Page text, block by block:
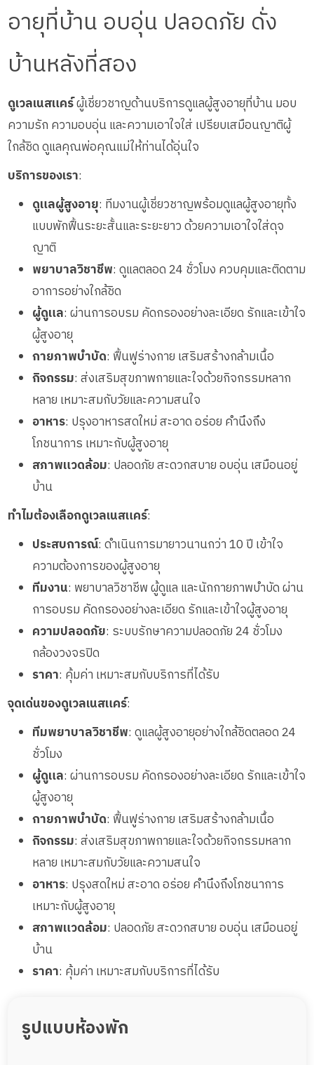
อายุที่บ้าน อบอุ่น ปลอดภัย ดั่ง
บ้านหลังที่สอง
ดูเวลเนสแคร์ผู้เชี่ยวชาญด้านบริการดูแลผู้สูงอายุที่บ้าน มอบ
ความรัก ความอบอุ่น และความเอาใจใส่ เปรียบเสมือนญาติผู้
ใกล้ชิด ดูแลคุณพ่อคุณแม่ให้ท่านได้อุ่นใจ
บริการของเรา:
ดูแลผู้สูงอายุ: ทีมงานผู้เชี่ยวชาญพร้อมดูแลผู้สูงอายุทั้ง
แบบพักฟื้นระยะสั้นและระยะยาว ด้วยความเอาใจใส่ดุจ
ญาติ
พยาบาลวิชาชีพ: ดูแลตลอด 24 ชั่วโมง ควบคุมและติดตาม
อาการอย่างใกล้ชิด
ผู้ดูแล: ผ่านการอบรม คัดกรองอย่างละเอียด รักและเข้าใจ
ผู้สูงอายุ
กายภาพบำบัด: ฟื้นฟูร่างกาย เสริมสร้างกล้ามเนื้อ
กิจกรรม: ส่งเสริมสุขภาพกายและใจด้วยกิจกรรมหลาก
หลาย เหมาะสมกับวัยและความสนใจ
อาหาร: ปรุงอาหารสดใหม่ สะอาด อร่อย คำนึงถึง
โภชนาการ เหมาะกับผู้สูงอายุ
สภาพแวดล้อม: ปลอดภัย สะดวกสบาย อบอุ่น เสมือนอยู่
บ้าน
ทำไมต้องเลือกดูเวลเนสแคร์:
ประสบการณ์: ดำเนินการมายาวนานกว่า 10 ปี เข้าใจ
ความต้องการของผู้สูงอายุ
ทีมงาน: พยาบาลวิชาชีพ ผู้ดูแล และนักกายภาพบำบัด ผ่าน
การอบรม คัดกรองอย่างละเอียด รักและเข้าใจผู้สูงอายุ
ความปลอดภัย: ระบบรักษาความปลอดภัย 24 ชั่วโมง
กล้องวงจรปิด
ราคา: คุ้มค่า เหมาะสมกับบริการที่ได้รับ
จุดเด่นของดูเวลเนสแคร์:
ทีมพยาบาลวิชาชีพ: ดูแลผู้สูงอายุอย่างใกล้ชิดตลอด 24
ชั่วโมง
ผู้ดูแล: ผ่านการอบรม คัดกรองอย่างละเอียด รักและเข้าใจ
ผู้สูงอายุ
กายภาพบำบัด: ฟื้นฟูร่างกาย เสริมสร้างกล้ามเนื้อ
กิจกรรม: ส่งเสริมสุขภาพกายและใจด้วยกิจกรรมหลาก
หลาย เหมาะสมกับวัยและความสนใจ
อาหาร: ปรุงสดใหม่ สะอาด อร่อย คำนึงถึงโภชนาการ
เหมาะกับผู้สูงอายุ
สภาพแวดล้อม: ปลอดภัย สะดวกสบาย อบอุ่น เสมือนอยู่
บ้าน
ราคา: คุ้มค่า เหมาะสมกับบริการที่ได้รับ
รูปแบบห้องพัก